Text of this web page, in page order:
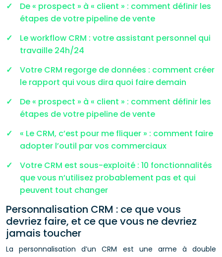
De « prospect » à « client » : comment définir les
étapes de votre pipeline de vente
Le workflow CRM : votre assistant personnel qui
travaille 24h/24
Votre CRM regorge de données : comment créer
le rapport qui vous dira quoi faire demain
De « prospect » à « client » : comment définir les
étapes de votre pipeline de vente
« Le CRM, c’est pour me fliquer » : comment faire
adopter l’outil par vos commerciaux
Votre CRM est sous-exploité : 10 fonctionnalités
que vous n’utilisez probablement pas et qui
peuvent tout changer
Personnalisation CRM : ce que vous
devriez faire, et ce que vous ne devriez
jamais toucher
La personnalisation d’un CRM est une arme à double